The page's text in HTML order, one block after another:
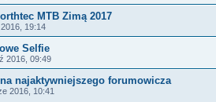
MTB Zimą 2017
19:14
Selfie
2016, 09:49
najaktywniejszego forumowicza
2016, 10:41